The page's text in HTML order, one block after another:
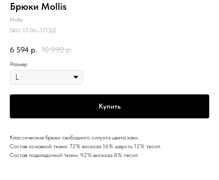
Брюки Mollis
Mollis
SKU: 17-06-3713/2
6 594 р. 10 990 р.
Размер
Купить
Классические брюки свободного силуэта цвета хаки.
Состав основной ткани: 72% вискоза 16% шерсть 12% тесил.
Состав подкладочной ткани: 92% вискоза 8% тесил.